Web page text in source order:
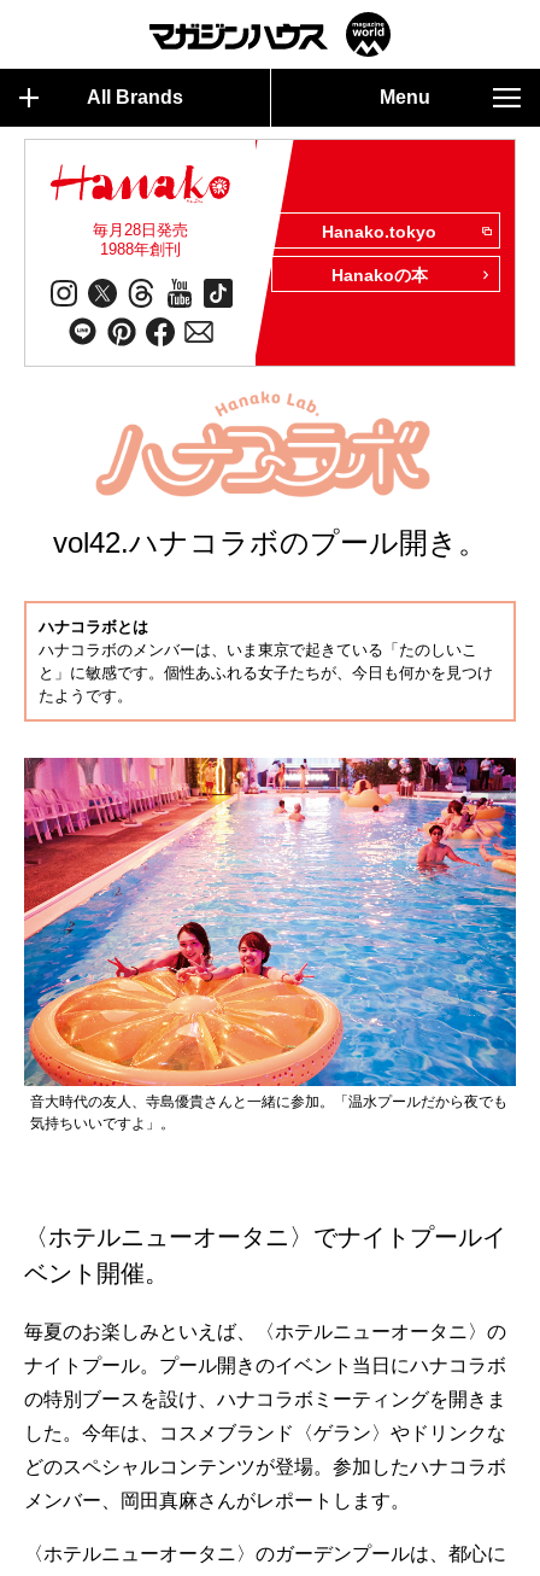
All Brands Menu
毎月28日発売
1988年創刊
Hanako.tokyo
Hanakoの本
vol42.ハナコラボのプール開き。
ハナコラボとは
ハナコラボのメンバーは、いま東京で起きている「たのしいこ
と」に敏感です。個性あふれる女子たちが、今日も何かを見つけ
たようです。
音大時代の友人、寺島優貴さんと一緒に参加。「温水プールだから夜でも
気持ちいいですよ」。
〈ホテルニューオータニ〉でナイトプールイ
ベント開催。
毎夏のお楽しみといえば、〈ホテルニューオータニ〉の
ナイトプール。プール開きのイベント当日にハナコラボ
の特別ブースを設け、ハナコラボミーティングを開きま
した。今年は、コスメブランド〈ゲラン〉やドリンクな
どのスペシャルコンテンツが登場。参加したハナコラボ
メンバー、岡田真麻さんがレポートします。
〈ホテルニューオータニ〉のガーデンプールは、都心に